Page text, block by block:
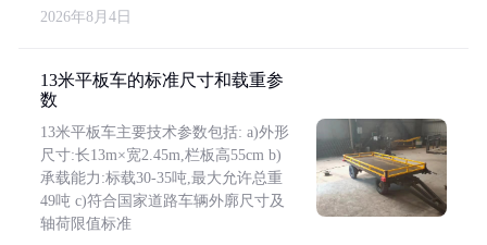
2026年8月4日
13米平板车的标准尺寸和载重参
数
13米平板车主要技术参数包括: a)外形
尺寸:长13m×宽2.45m,栏板高55cm b)
承载能力:标载30-35吨,最大允许总重
49吨 c)符合国家道路车辆外廓尺寸及
轴荷限值标准